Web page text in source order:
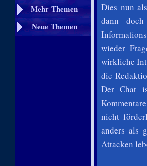
Mehr Themen
Neue Themen
Dies nun
dann
wieder
wirkliche
die
Der Chat
nicht
anders als
Attacken